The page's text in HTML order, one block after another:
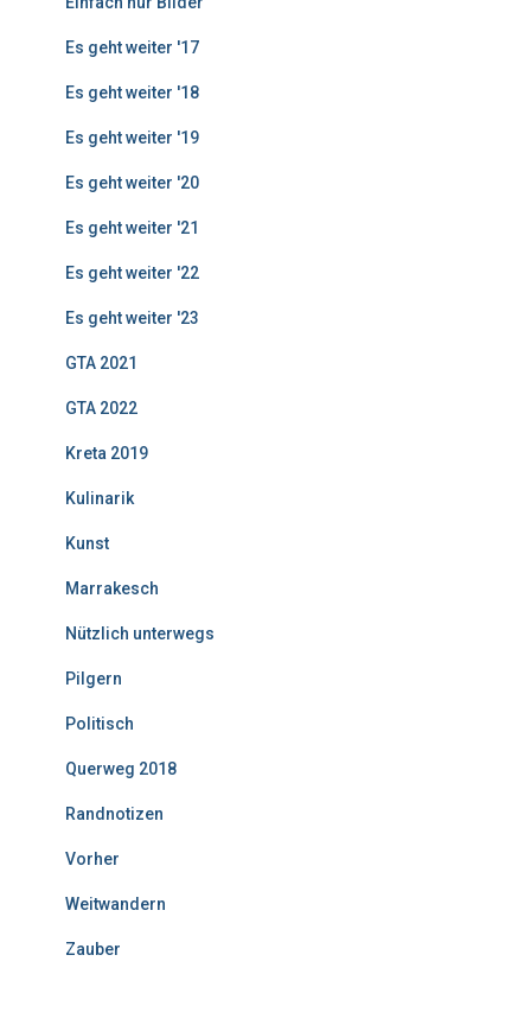
Es geht weiter '17
Es geht weiter '18
Es geht weiter '19
Es geht weiter '20
Es geht weiter '21
Es geht weiter '22
Es geht weiter '23
GTA 2021
GTA 2022
Kreta 2019
Kulinarik
Kunst
Marrakesch
Nützlich unterwegs
Pilgern
Politisch
Querweg 2018
Randnotizen
Vorher
Weitwandern
Zauber